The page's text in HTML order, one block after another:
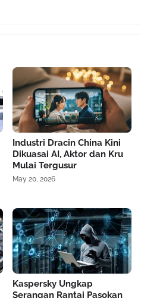
Industri Dracin China Kini
Dikuasai AI, Aktor dan Kru
Mulai Tergusur
May 20, 2026
Kaspersky Ungkap
Serangan Rantai Pasokan